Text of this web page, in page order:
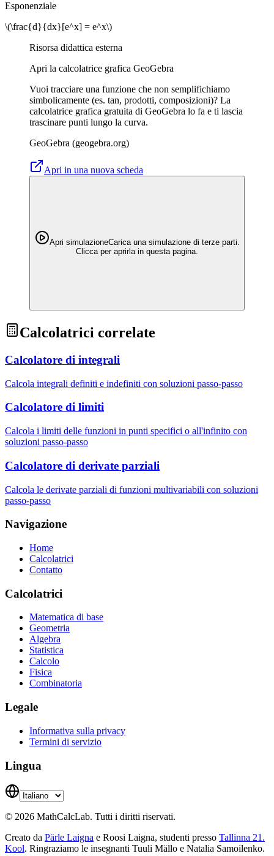
Esponenziale
\(\frac{d}{dx}[e^x] = e^x\)
Risorsa didattica esterna
Apri la calcolatrice grafica GeoGebra
Vuoi tracciare una funzione che non semplifichiamo
simbolicamente (es. tan, prodotti, composizioni)? La
calcolatrice grafica gratuita di GeoGebra lo fa e ti lascia
trascinare punti lungo la curva.
GeoGebra (geogebra.org)
Apri in una nuova scheda
Apri simulazioneCarica una simulazione di terze parti.
Clicca per aprirla in questa pagina.
Calcolatrici correlate
Calcolatore di integrali
Calcola integrali definiti e indefiniti con soluzioni passo-passo
Calcolatore di limiti
Calcola i limiti delle funzioni in punti specifici o all'infinito con
soluzioni passo-passo
Calcolatore di derivate parziali
Calcola le derivate parziali di funzioni multivariabili con soluzioni
passo-passo
Navigazione
Home
Calcolatrici
Contatto
Calcolatrici
Matematica di base
Geometria
Algebra
Statistica
Calcolo
Fisica
Combinatoria
Legale
Informativa sulla privacy
Termini di servizio
Lingua
© 2026 MathCalcLab. Tutti i diritti riservati.
Creato da Pärle Laigna e Roosi Laigna, studenti presso Tallinna 21.
Kool. Ringraziamo le insegnanti Tuuli Mällo e Natalia Samoilenko.